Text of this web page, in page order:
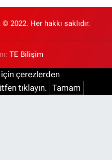
2022. Her hakkı saklıdır.
TE Bilişim
çerezlerden
tıklayın. Tamam